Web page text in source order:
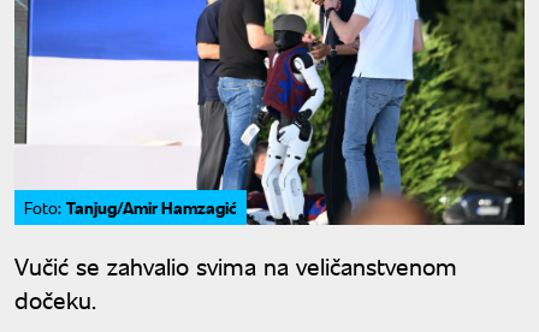
Foto: Tanjug/Amir Hamzagić
Vučić se zahvalio svima na veličanstvenom
dočeku.